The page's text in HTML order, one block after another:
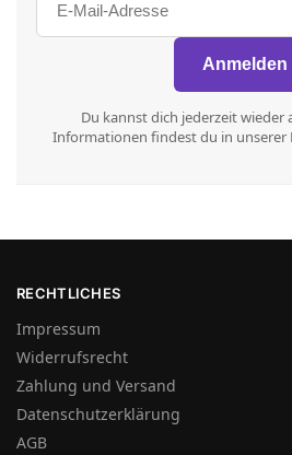
Du kannst dich jederzeit wieder
Informationen findest du in unserer
RECHTLICHES
Impressum
Widerrufsrecht
Zahlung und Versand
Datenschutzerklärung
AGB